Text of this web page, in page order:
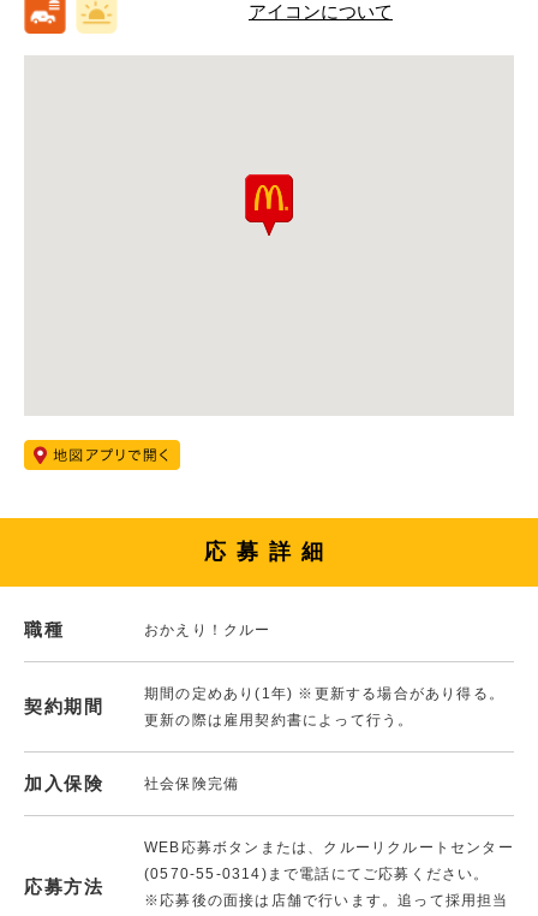
アイコンについて
応募詳細
職種 おかえり！クルー
契約期間
期間の定めあり(1年) ※更新する場合があり得る。
更新の際は雇用契約書によって行う。
加入保険 社会保険完備
応募方法
WEB応募ボタンまたは、クルーリクルートセンター
(0570-55-0314)まで電話にてご応募ください。
※応募後の面接は店舗で行います。追って採用担当